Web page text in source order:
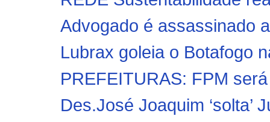
Advogado é assassinado
Lubrax goleia o Botafogo
PREFEITURAS: FPM
Des.José Joaquim ‘solta’